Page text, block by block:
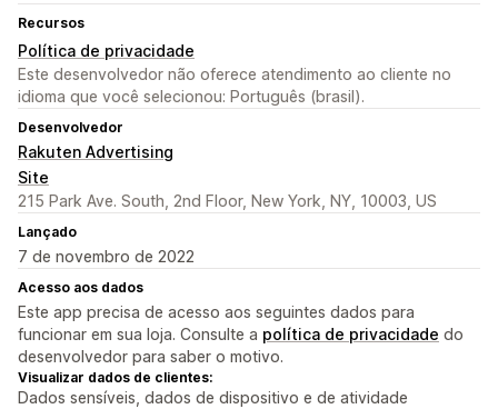
Recursos
Política de privacidade
Este desenvolvedor não oferece atendimento ao cliente no
idioma que você selecionou: Português (brasil).
Desenvolvedor
Rakuten Advertising
Site
215 Park Ave. South, 2nd Floor, New York, NY, 10003, US
Lançado
7 de novembro de 2022
Acesso aos dados
Este app precisa de acesso aos seguintes dados para
funcionar em sua loja. Consulte a política de privacidade do
desenvolvedor para saber o motivo.
Visualizar dados de clientes:
Dados sensíveis, dados de dispositivo e de atividade